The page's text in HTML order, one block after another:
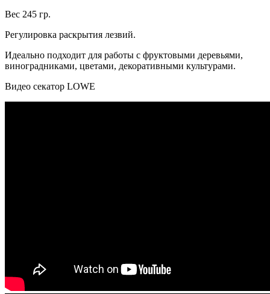
Вес 245 гр.
Регулировка раскрытия лезвий.
Идеально подходит для работы с фруктовыми деревьями,
виноградниками, цветами, декоративными культурами.
Видео секатор LOWE